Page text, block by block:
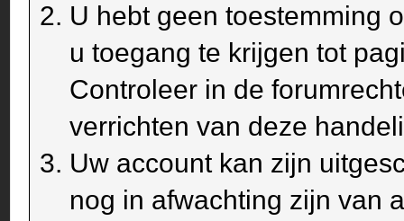
U hebt geen toestemming
u toegang te krijgen tot
Controleer in de
verrichten van deze
Uw account kan zijn
nog in afwachting zijn van